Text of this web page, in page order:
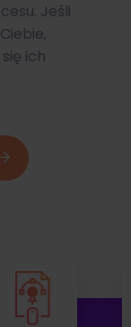
Jeśli
ich